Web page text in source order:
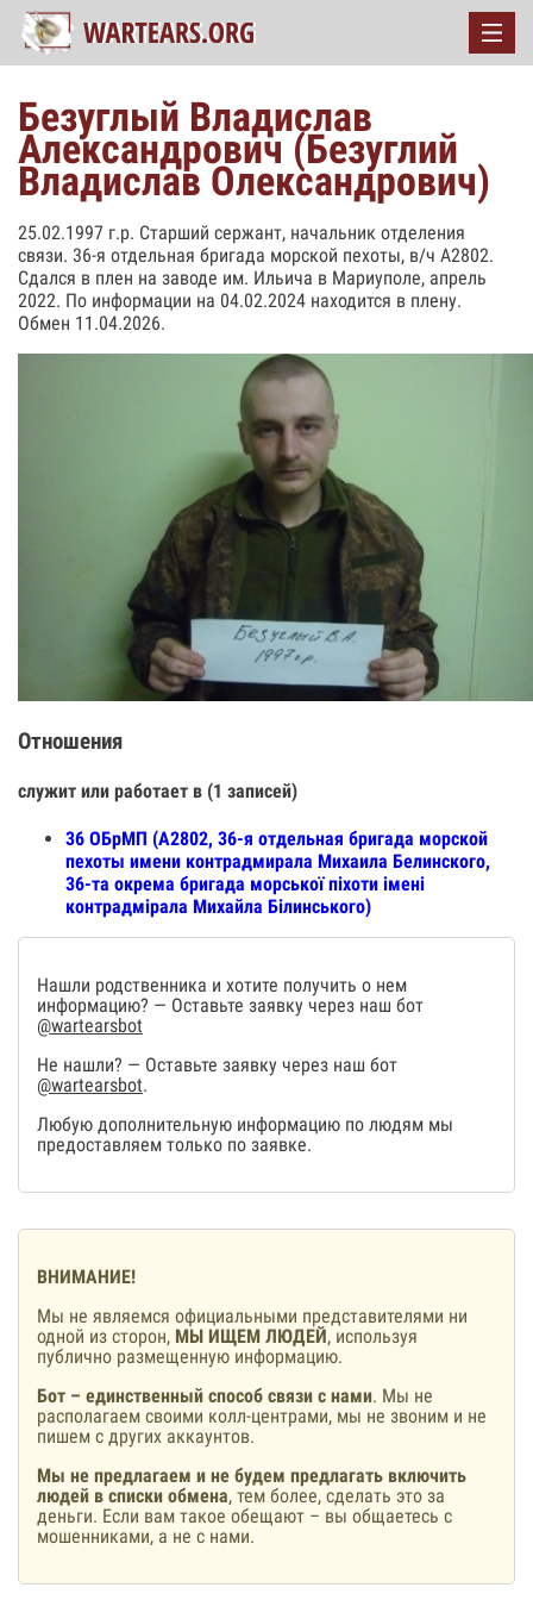
Безуглый Владислав
Александрович (Безуглий
Владислав Олександрович)
25.02.1997 г.р. Старший сержант, начальник отделения
связи. 36-я отдельная бригада морской пехоты, в/ч А2802.
Сдался в плен на заводе им. Ильича в Мариуполе, апрель
2022. По информации на 04.02.2024 находится в плену.
Обмен 11.04.2026.
Отношения
служит или работает в (1 записей)
36 ОБрМП (А2802, 36-я отдельная бригада морской
пехоты имени контрадмирала Михаила Белинского,
36-та окрема бригада морської піхоти імені
контрадмірала Михайла Білинського)
Нашли родственника и хотите получить о нем
информацию? — Оставьте заявку через наш бот
@wartearsbot
Не нашли? — Оставьте заявку через наш бот
@wartearsbot.
Любую дополнительную информацию по людям мы
предоставляем только по заявке.
ВНИМАНИЕ!
Мы не являемся официальными представителями ни
одной из сторон, МЫ ИЩЕМ ЛЮДЕЙ, используя
публично размещенную информацию.
Бот – единственный способ связи с нами. Мы не
располагаем своими колл-центрами, мы не звоним и не
пишем с других аккаунтов.
Мы не предлагаем и не будем предлагать включить
людей в списки обмена, тем более, сделать это за
деньги. Если вам такое обещают – вы общаетесь с
мошенниками, а не с нами.